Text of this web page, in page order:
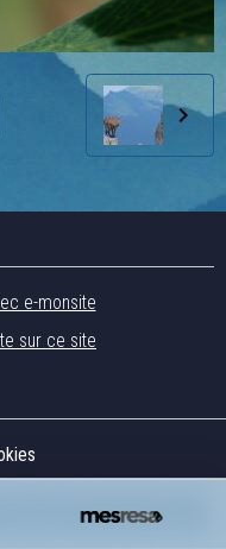
e-monsite
sur ce site